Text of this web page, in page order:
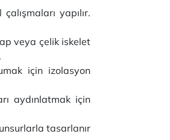
yapılır.
veya çelik iskelet
için izolasyon
aydınlatmak için
tasarlanır